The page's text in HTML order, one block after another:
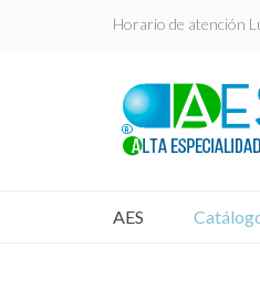
Horario de atención
AES